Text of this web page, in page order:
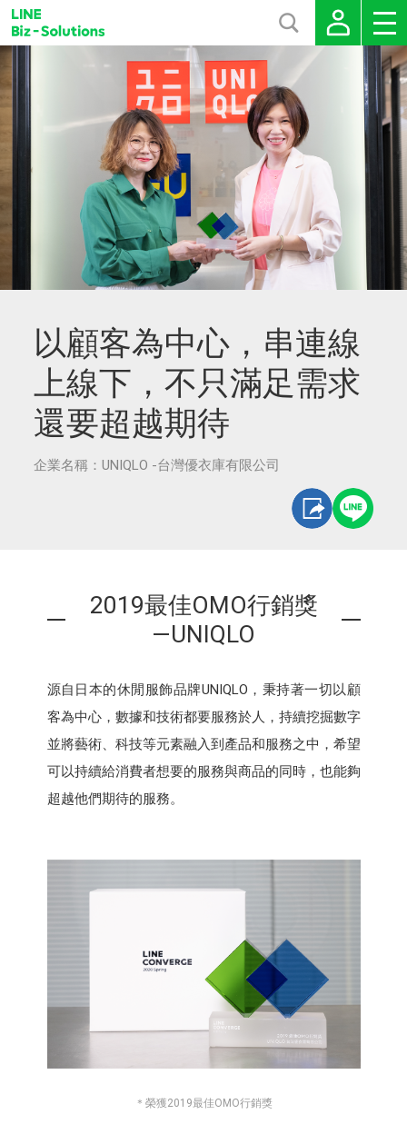
以顧客為中心，串連線
上線下，不只滿足需求
還要超越期待
企業名稱：UNIQLO -台灣優衣庫有限公司
2019最佳OMO行銷獎
—UNIQLO
源自日本的休閒服飾品牌UNIQLO，秉持著一切以顧
客為中心，數據和技術都要服務於人，持續挖掘數字
並將藝術、科技等元素融入到產品和服務之中，希望
可以持續給消費者想要的服務與商品的同時，也能夠
超越他們期待的服務。
＊ 榮獲2019最佳OMO行銷獎